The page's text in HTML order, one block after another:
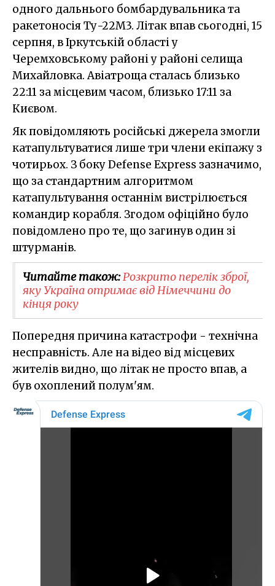
одного дальнього бомбардувальника та
ракетоносія Ту-22М3. Літак впав сьогодні, 15
серпня, в Іркутській області у
Черемховському районі у районі селища
Михайловка. Авіатроща сталась близько
22:11 за місцевим часом, близько 17:11 за
Києвом.
Як повідомляють російські джерела змогли
катапультуватися лише три члени екіпажу з
чотирьох. З боку Defense Express зазначимо,
що за стандартним алгоритмом
катапультування останнім вистрілюється
командир корабля. Згодом офіційно було
повідомлено про те, що загинув один зі
штурманів.
Читайте також:Розкрито перелік зброї,
яку Україна отримає від Німеччини до
кінця року
Попередня причина катастрофи - технічна
несправність. Але на відео від місцевих
жителів видно, що літак не просто впав, а
був охоплений полум'ям.